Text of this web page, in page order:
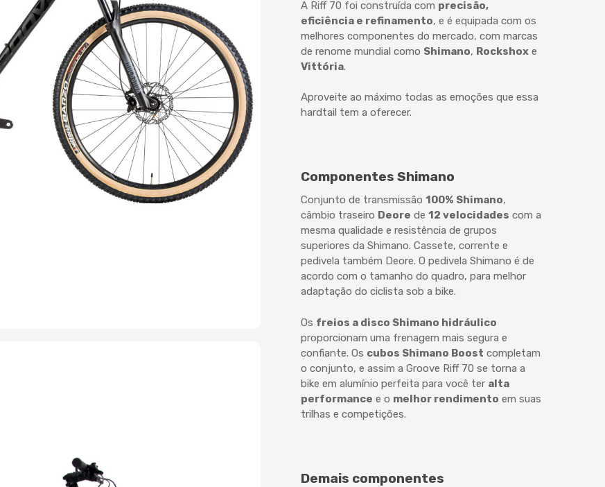
A Riff 70 foi construída com precisão,
eficiência e refinamento, e é equipada com os
melhores componentes do mercado, com marcas
de renome mundial como Shimano, Rockshoxe
Vittória.
Aproveite ao máximo todas as emoções que essa
hardtail tem a oferecer.
Componentes Shimano
Conjunto de transmissão 100% Shimano,
câmbio traseiro Deore de 12 velocidades com a
mesma qualidade e resistência de grupos
superiores da Shimano. Cassete, corrente e
pedivela também Deore. O pedivela Shimano é de
acordo com o tamanho do quadro, para melhor
adaptação do ciclista sob a bike.
Os freios a disco Shimano hidráulico
proporcionam uma frenagem mais segura e
confiante. Os cubos Shimano Boost completam
o conjunto, e assim a Groove Riff 70 se torna a
bike em alumínio perfeita para você ter alta
performance e o melhor rendimento em suas
trilhas e competições.
Demais componentes